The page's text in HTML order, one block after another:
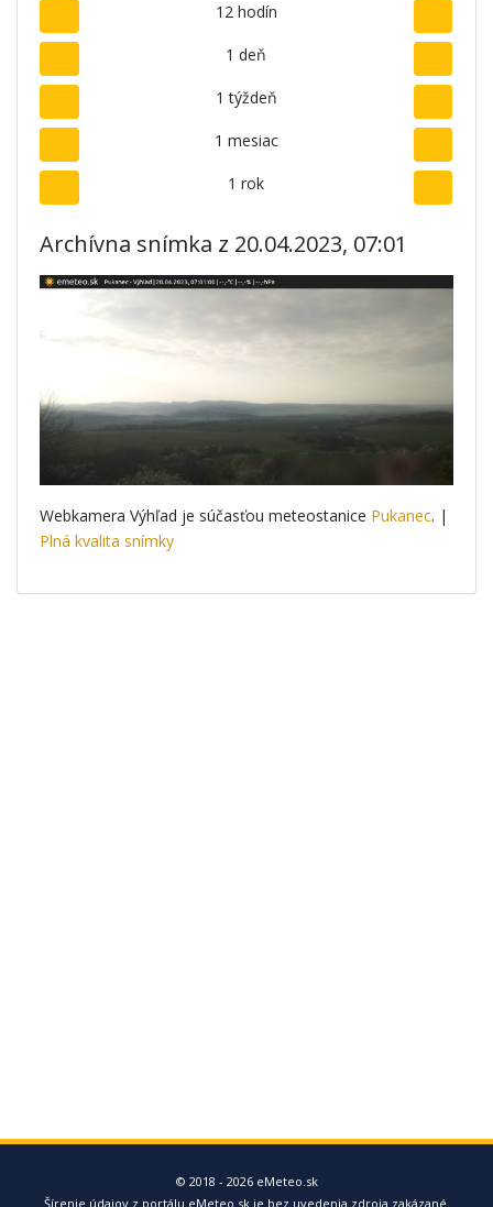
12 hodín
1 deň
1 týždeň
1 mesiac
1 rok
Archívna snímka z 20.04.2023, 07:01
Webkamera Výhľad je súčasťou meteostanice Pukanec. |
Plná kvalita snímky
© 2018 - 2026 eMeteo.sk
Šírenie údajov z portálu eMeteo.sk je bez uvedenia zdroja zakázané.